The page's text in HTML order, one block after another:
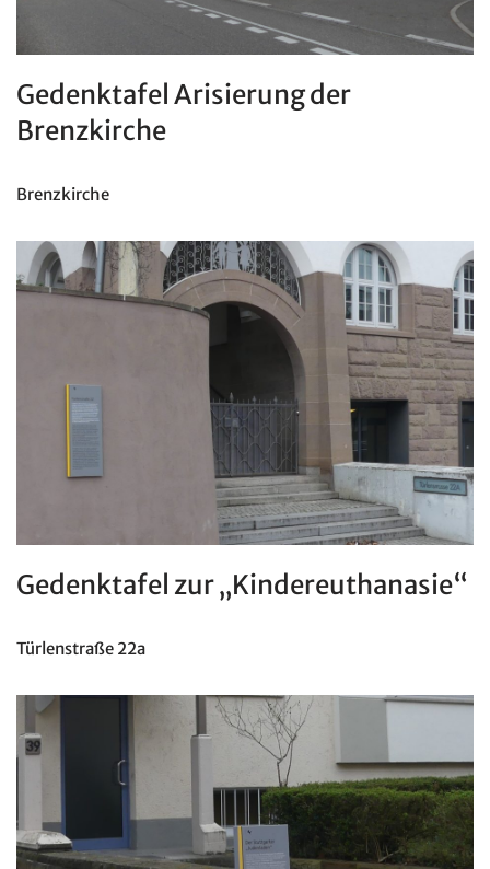
Gedenktafel Arisierung der
Brenzkirche
Brenzkirche
Gedenktafel zur „Kindereuthanasie“
Türlenstraße 22a